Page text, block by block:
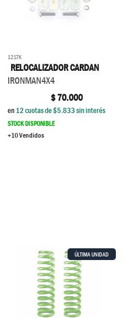
1217K
RELOCALIZADOR CARDAN
IRONMAN4X4
$70.000
en12cuotas de $5.833sin interés
STOCK DISPONIBLE
+10 Vendidos
ÚLTIMA UNIDAD